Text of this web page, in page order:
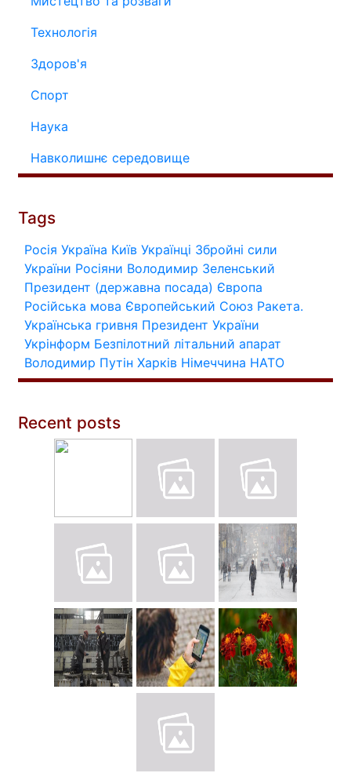
Технологія
Здоров'я
Спорт
Наука
Навколишнє середовище
Tags
Росія Україна Київ Українці Збройні сили
України Росіяни Володимир Зеленський
Президент (державна посада) Європа
Російська мова Європейський Союз Ракета.
Українська гривня Президент України
Укрінформ Безпілотний літальний апарат
Володимир Путін Харків Німеччина НАТО
Recent posts